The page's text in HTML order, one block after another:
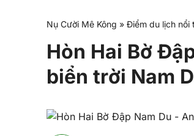
Nụ Cười Mê Kông » Điểm du lịch nổi
Hòn Hai Bờ
biển trời Nam